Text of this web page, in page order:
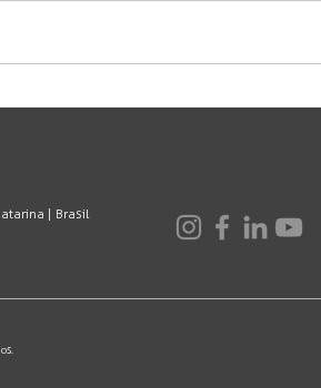
| Brasil